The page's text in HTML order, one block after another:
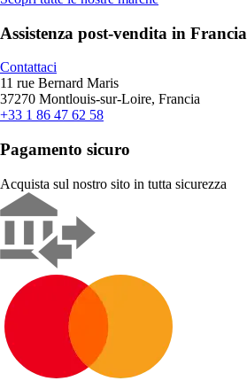
Assistenza post-vendita in Francia
Contattaci
11 rue Bernard Maris
37270 Montlouis-sur-Loire, Francia
+33 1 86 47 62 58
Pagamento sicuro
Acquista sul nostro sito in tutta sicurezza